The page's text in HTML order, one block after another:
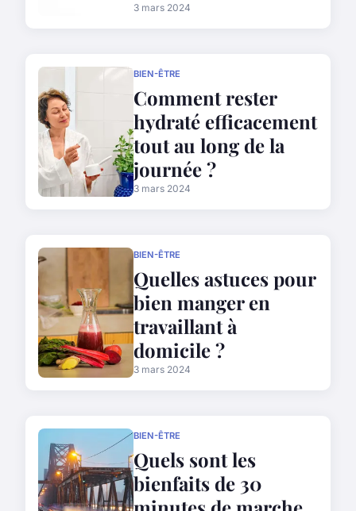
3 mars 2024
BIEN-ÊTRE
Comment rester
hydraté efficacement
tout au long de la
journée ?
3 mars 2024
BIEN-ÊTRE
Quelles astuces pour
bien manger en
travaillant à
domicile ?
3 mars 2024
BIEN-ÊTRE
Quels sont les
bienfaits de 30